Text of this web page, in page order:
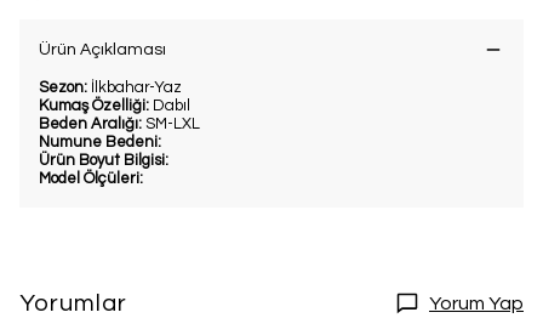
Ürün Açıklaması
Sezon: İlkbahar-Yaz
Kumaş Özelliği: Dabıl
Beden Aralığı: SM-LXL
Numune Bedeni:
Ürün Boyut Bilgisi:
Model Ölçüleri:
Yorumlar Yorum Yap